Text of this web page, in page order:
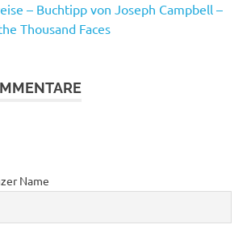
– Buchtipp von Joseph Campbell –
Thousand Faces
Name